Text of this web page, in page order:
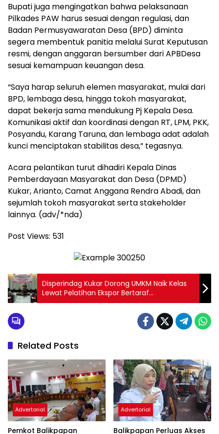
Bupati juga mengingatkan bahwa pelaksanaan
Pilkades PAW harus sesuai dengan regulasi, dan
Badan Permusyawaratan Desa (BPD) diminta
segera membentuk panitia melalui Surat Keputusan
resmi, dengan anggaran bersumber dari APBDesa
sesuai kemampuan keuangan desa.
“Saya harap seluruh elemen masyarakat, mulai dari
BPD, lembaga desa, hingga tokoh masyarakat,
dapat bekerja sama mendukung Pj Kepala Desa.
Komunikasi aktif dan koordinasi dengan RT, LPM, PKK,
Posyandu, Karang Taruna, dan lembaga adat adalah
kunci menciptakan stabilitas desa,” tegasnya.
Acara pelantikan turut dihadiri Kepala Dinas
Pemberdayaan Masyarakat dan Desa (DPMD)
Kukar, Arianto, Camat Anggana Rendra Abadi, dan
sejumlah tokoh masyarakat serta stakeholder
lainnya. (adv/*nda)
Post Views: 531
Disperindag Kukar Dorong UMKM Naik Kelas
Lewat Pelatihan Ekspor Bertaraf
Internasional
Related Posts
Advertorial
Pemkot Balikpapan
Advertorial
Balikpapan Perluas Akses